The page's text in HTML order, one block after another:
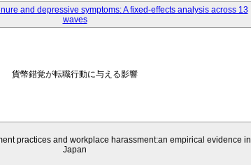
and depressive symptoms: A fixed-effects analysis across 13
waves
貨幣錯覚が転職行動に与える影響
practices and workplace harassment:an empirical evidence in
Japan